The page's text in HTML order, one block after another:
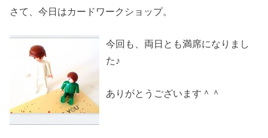
さて、今日はカードワークショップ。
今回も、両日とも満席になりまし
た♪
ありがとうございます＾＾